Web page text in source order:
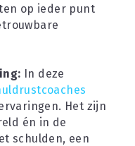
op ieder punt
In deze
Het zijn
én in de
schulden, een